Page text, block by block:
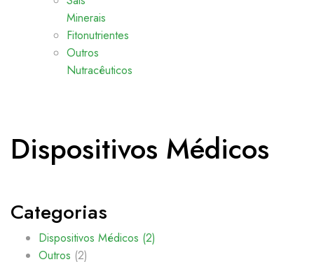
Minerais
Fitonutrientes
Outros
Nutracêuticos
Dispositivos Médicos
Categorias
Dispositivos Médicos (2)
Outros (2)